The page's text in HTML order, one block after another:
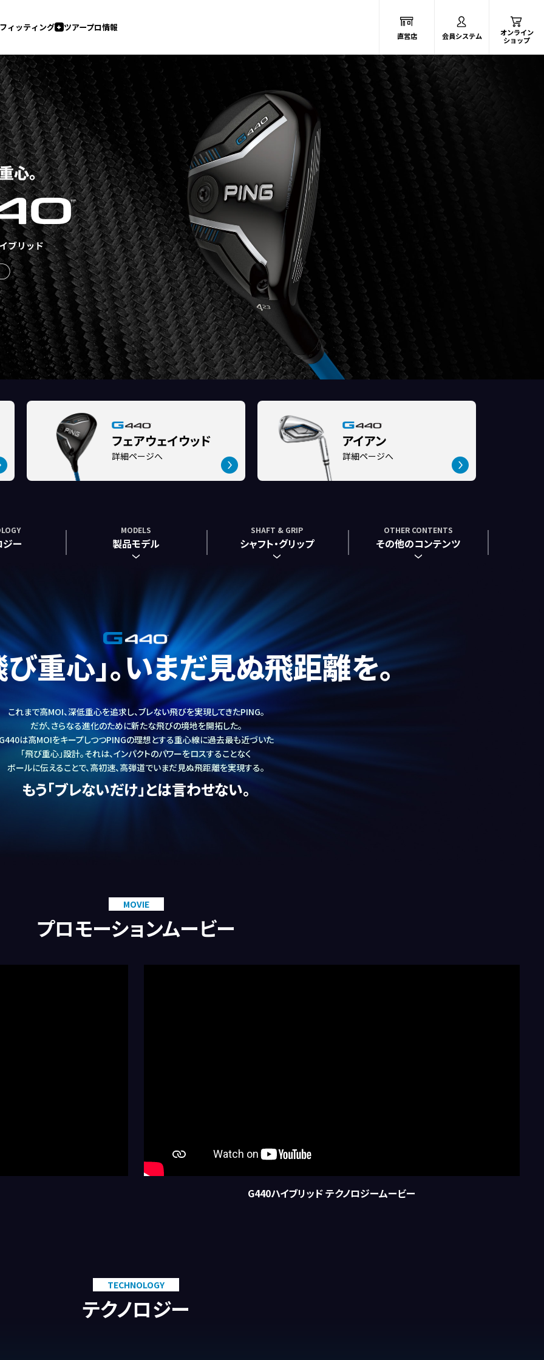
ィッティング ツアープロ情報
直営店 会員システム
オンライン
ショップ
フェアウェイウッド
詳細ページへ
アイアン
詳細ページへ
ジー
MODELS
製品モデル
SHAFT & GRIP
シャフト・グリップ
OTHER CONTENTS
その他のコンテンツ
重心｣。いまだ見ぬ飛距離を。
これまで高MOI、深低重心を追求し、ブレない飛びを実現してきたPING。
だが、さらなる進化のために新たな飛びの境地を開拓した。​
は高MOIをキープしつつPINGの理想とする重心線に過去最も近づいた
「飛び重心」設計。それは、インパクトのパワーをロスすることなく​
ボールに伝えることで、 高初速、高弾道でいまだ見ぬ飛距離を実現する。
もう「ブレないだけ」とは言わせない。
MOVIE
プロモーションムービー
G440ハイブリッド テクノロジームービー
TECHNOLOGY
テクノロジー